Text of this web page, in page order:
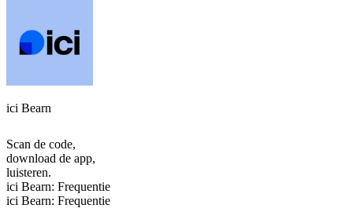
ici Bearn
Scan de code,
download de app,
luisteren.
ici Bearn: Frequentie
ici Bearn: Frequentie